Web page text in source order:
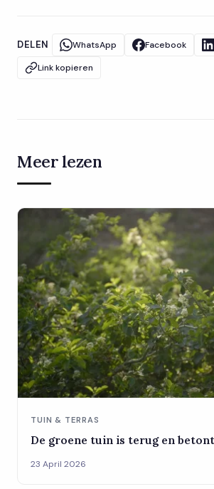
DELEN WhatsApp Facebook
Link kopieren
Meer lezen
TUIN & TERRAS
De groene tuin is terug en
23 April 2026